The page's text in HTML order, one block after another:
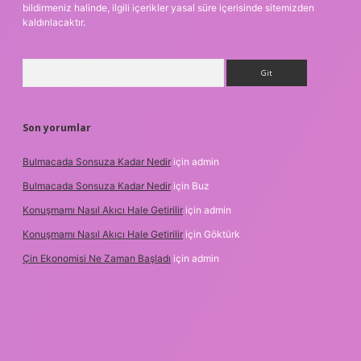
bildirmeniz halinde, ilgili içerikler yasal süre içerisinde sitemizden
kaldırılacaktır.
Son yorumlar
Bulmacada Sonsuza Kadar Nedir için admin
Bulmacada Sonsuza Kadar Nedir için Buz
Konuşmamı Nasıl Akıcı Hale Getirilir için admin
Konuşmamı Nasıl Akıcı Hale Getirilir için Göktürk
Çin Ekonomisi Ne Zaman Başladı için admin